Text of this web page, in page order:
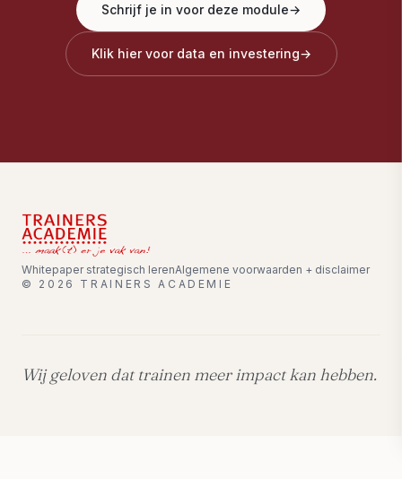
Schrijf je in voor deze module→
Klik hier voor data en investering→
Whitepaper strategisch lerenAlgemene voorwaarden + disclaimer
© 2026 TRAINERS ACADEMIE
Wij geloven dat trainen meer impact kan hebben.